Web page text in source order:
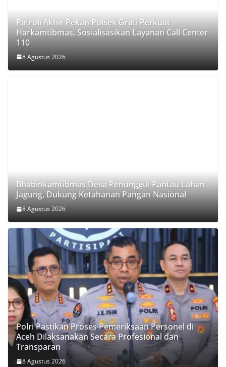
Patroli Akhir Pekan Polsek Grati Perkuat
Harkamtibmas, Sosialisasikan Layanan Call Center
110
8 Agustus 2026
Bhabinkamtibmas Desa Penunggul Pantau Lahan
Jagung, Dukung Ketahanan Pangan Nasional
8 Agustus 2026
Polri Pastikan Proses Pemeriksaan Personel di
Aceh Dilaksanakan Secara Profesional dan
Transparan
8 Agustus 2026